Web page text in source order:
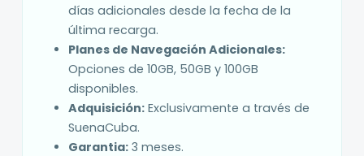
días adicionales desde la fecha de la
última recarga.
Planes de Navegación Adicionales:
Opciones de 10GB, 50GB y 100GB
disponibles.
Adquisición: Exclusivamente a través de
SuenaCuba.
Garantia: 3 meses.